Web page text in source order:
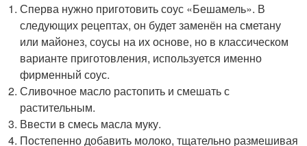
Сперва нужно приготовить соус «Бешамель». В
следующих рецептах, он будет заменён на сметану
или майонез, соусы на их основе, но в классическом
варианте приготовления, используется именно
фирменный соус.
Сливочное масло растопить и смешать с
растительным.
Ввести в смесь масла муку.
Постепенно добавить молоко, тщательно размешивая